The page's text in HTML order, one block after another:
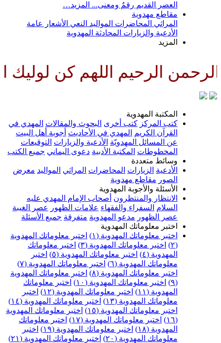
العصر القديم رقمٌ ومعنى... المزيد…
مقاطع مهدوية
المراثي المحاضرات المواليد النعي الأشعار
عامة
الأدعية والزيارات المحادثة المهدوية
المزيد
الرحيم اللهم كن لوليك
المكتبة المهدوية
كتب المركز كتب أخرى البحوث والمقالات المهدي في
القرآن الكريم
المهدي في الأحاديث أجوبة أهل البيت
عن المسائل المهدويّة الأدعية والزيارات التوقيعات
المخطوطات المكتبة الأدبية دعوى اليماني جميع الكتب
وسائط متعددة
الأدعية الزيارات المحاضرات المراثي المواليد معرض
الصور مقاطع مهدوية
الأسئلة والأجوبة المهدوية
الانتظار والمنتظرون أصحاب الإمام المهدي عليه
السلام السفراء والفقهاء علامات الظهور
عصر الغيبة
عصر الظهور مدعو المهدوية متفرقة جميع الأسئلة
اختبر معلوماتك المهدوية
اختبر معلوماتك المهدوية (١)
اختبر معلوماتك المهدوية
(٢)
اختبر معلوماتك المهدوية (٣)
اختبر معلوماتك
المهدوية (٤)
اختبر معلوماتك المهدوية (٥)
اختبر
معلوماتك المهدوية (٦)
اختبر معلوماتك المهدوية (٧)
اختبر معلوماتك المهدوية (٨)
اختبر معلوماتك المهدوية
(٩)
اختبر معلوماتك المهدوية (١٠)
اختبر معلوماتك
المهدوية (١١)
اختبر معلوماتك المهدوية (١٢)
اختبر
معلوماتك المهدوية (١٣)
اختبر معلوماتك المهدوية (١٤)
اختبر معلوماتك المهدوية (١٥)
اختبر معلوماتك المهدوية
(١٦)
اختبر معلوماتك المهدوية (١٧)
اختبر معلوماتك
المهدوية (١٨)
اختبر معلوماتك المهدوية (١٩)
اختبر
معلوماتك المهدوية (٢٠)
اختبر معلوماتك المهدوية (٢١)